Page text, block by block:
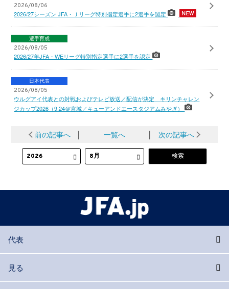
2026/08/06
2026/27シーズン JFA・Ｊリーグ特別指定選手に2選手を認定
選手育成
2026/08/05
2026/27年JFA・WEリーグ特別指定選手に2選手を認定
日本代表
2026/08/05
ウルグアイ代表との対戦およびテレビ放送／配信が決定 キリンチャレン
ジカップ2026（9.24＠宮城／キューアンドエースタジアムみやぎ）
前の記事へ │ 一覧へ │ 次の記事へ
代表
見る